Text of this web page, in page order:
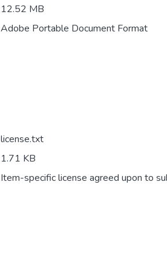
12.52 MB
Adobe Portable Document Format
license.txt
1.71 KB
Item-specific license agreed upon to